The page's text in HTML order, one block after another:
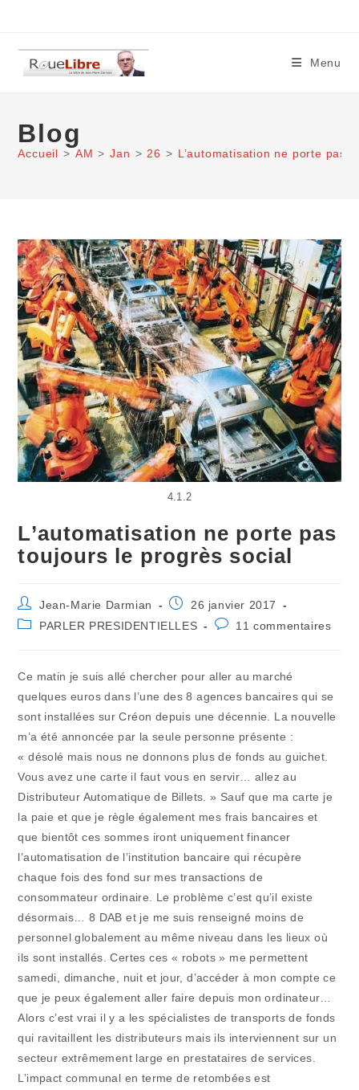
content
Menu
Blog
Accueil > AM > Jan > 26 > L’automatisation ne porte pas
4.1.2
L’automatisation ne porte pas
toujours le progrès social
Auteur/autrice
de
la
Jean-Marie Darmian
Publication
publiée :
26 janvier 2017
PostPARLER PRESIDENTIELLES
Commentaires
11 commentaires
Ce matin je suis allé chercher pour aller au marché
quelques euros dans l’une des 8 agences bancaires qui se
sont installées sur Créon depuis une décennie. La nouvelle
m’a été annoncée par la seule personne présente :
« désolé mais nous ne donnons plus de fonds au guichet.
Vous avez une carte il faut vous en servir… allez au
Distributeur Automatique de Billets. » Sauf que ma carte je
la paie et que je règle également mes frais bancaires et
que bientôt ces sommes iront uniquement financer
l’automatisation de l’institution bancaire qui récupère
chaque fois des fond sur mes transactions de
consommateur ordinaire. Le problème c’est qu’il existe
désormais… 8 DAB et je me suis renseigné moins de
personnel globalement au même niveau dans les lieux où
ils sont installés. Certes ces « robots » me permettent
samedi, dimanche, nuit et jour, d’accéder à mon compte ce
que je peux également aller faire depuis mon ordinateur…
Alors c’est vrai il y a les spécialistes de transports de fonds
qui ravitaillent les distributeurs mais ils interviennent sur un
secteur extrêmement large en prestataires de services.
L’impact communal en terme de retombées est